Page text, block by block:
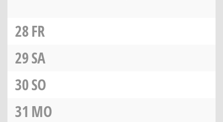
28FR
29SA
30SO
31 MO